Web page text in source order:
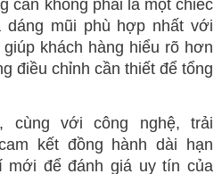
cần không phải là một chiếc
dáng mũi phù hợp nhất với
khách hàng hiểu rõ hơn
điều chỉnh cần thiết để tổng
cùng với công nghệ, trải
kết đồng hành dài hạn
mới để đánh giá uy tín của